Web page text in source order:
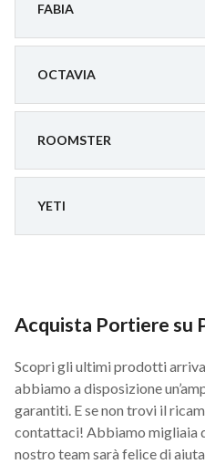
FABIA
OCTAVIA
ROOMSTER
YETI
Acquista Portiere su
Scopri gli ultimi prodotti
abbiamo a disposizione
garantiti. E se non trovi il
contattaci! Abbiamo migliaia
nostro team sarà felice di